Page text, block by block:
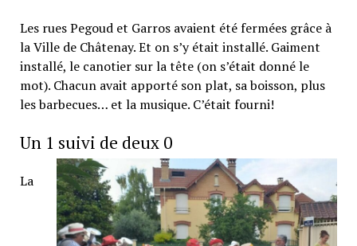
Les rues Pegoud et Garros avaient été fermées grâce à
la Ville de Châtenay. Et on s’y était installé. Gaiment
installé, le canotier sur la tête (on s’était donné le
mot). Chacun avait apporté son plat, sa boisson, plus
les barbecues… et la musique. C’était fourni!
Un 1 suivi de deux 0
La